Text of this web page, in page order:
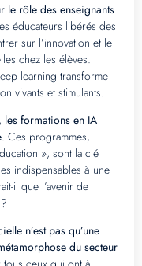
le rôle des enseignants
éducateurs libérés des
sur l’innovation et le
chez les élèves.
learning transforme
vivants et stimulants.
les formations en IA
. Ces programmes,
», sont la clé
indispensables à une
il que l’avenir de
n’est pas qu’une
du secteur